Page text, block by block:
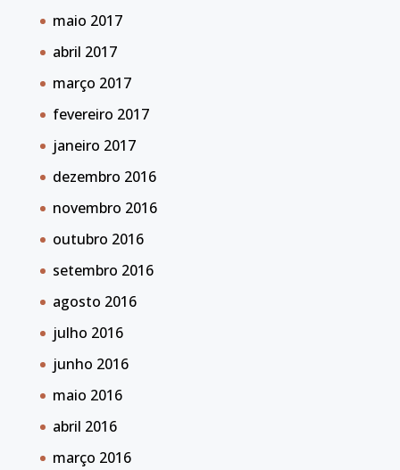
maio 2017
abril 2017
março 2017
fevereiro 2017
janeiro 2017
dezembro 2016
novembro 2016
outubro 2016
setembro 2016
agosto 2016
julho 2016
junho 2016
maio 2016
abril 2016
março 2016